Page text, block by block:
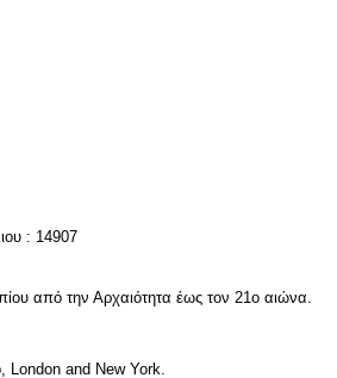
: 14907
από την Αρχαιότητα έως τον 21ο αιώνα.
London and New York.